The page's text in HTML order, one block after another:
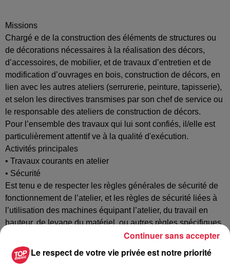
Missions
Chargé e de la construction des éléments de structures ou
de décorations nécessaires à la réalisation des décors,
d’accessoires, de mobilier, et de travaux d’entretien et de
modification d’ouvrages en bois, construction de décors, en
lien avec les autres ateliers (serrurerie, peinture, tapisserie),
et selon les directives transmises par son chef de service ou
le responsable des ateliers de construction de décors.
Pour l’ensemble des travaux qui lui sont confiés, il/elle est
particulièrement attentif ve à la qualité d'exécution.
Activités principales
• Travaux courants en atelier
• Sécurité
Est tenu e de respecter les règles générales de sécurité de
fonctionnement de l’atelier, et les règles de sécurité liées à
l’utilisation des machines équipant l’atelier, du travail en
hauteur, de levage du matériel, ou autres règles spécifiques
à l’utilisation des moyens mis à sa disposition
Profil complet sur
:https://www.operanationaldurhin.eu/fr/rejoigneznous
Le respect de votre vie privée est notre priorité
Continuer sans accepter